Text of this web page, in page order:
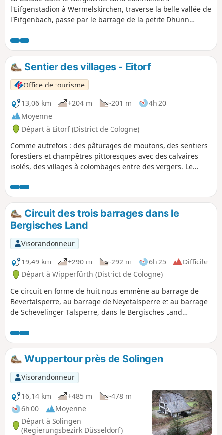
l'Eifgenstadion à Wermelskirchen, traverse la belle vallée de
l'Eifgenbach, passe par le barrage de la petite Dhünn
Großrostringhausen, Oberpilghausen, passe par Dhünn et
revient au point de départ.
Sentier des villages - Eitorf
Office de tourisme
13,06 km
+204 m -201 m
4h 20
Moyenne
Départ à Eitorf (District de Cologne)
Comme autrefois : des pâturages de moutons, des sentiers
forestiers et champêtres pittoresques avec des calvaires
isolés, des villages à colombages entre des vergers. Le
Leuscheid et offre de belles vues lointaines. De retour à
Eitorf, de nombreuses possibilités de restauration vous
attendent.
Circuit des trois barrages dans le
Bergisches Land
Visorandonneur
19,49 km
+290 m -292 m 6h 25
Difficile
Départ à Wipperfürth (District de Cologne)
Ce circuit en forme de huit nous emmène au barrage de
Bevertalsperre, au barrage de Neyetalsperre et au barrage
de Schevelinger Talsperre, dans le Bergisches Land
ses constructions clairsemées avec des maisons à
colombages recouvertes de schiste. Les trois barrages et
l'étang du moulin Wasserfuhr sont reliés entre eux par un
système de galeries et forment ensemble le « Bever-Block ».
Celui-ci sert à contrôler et à acheminer l'excédent d'eau vers
la Wupper en fonction des besoins.
Wuppertour près de Solingen
Visorandonneur
16,14 km
+485 m
-478 m
6h 00
Moyenne
Départ à Solingen
(Regierungsbezirk Düsseldorf)